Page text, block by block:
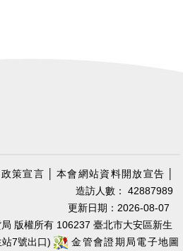
策宣言 │本會網站資料開放宣告
造訪人數： 42887989
更新日期：2026-08-07
版權所有 106237 臺北市大安區新生
7號出口)
金管會證期局電子地圖